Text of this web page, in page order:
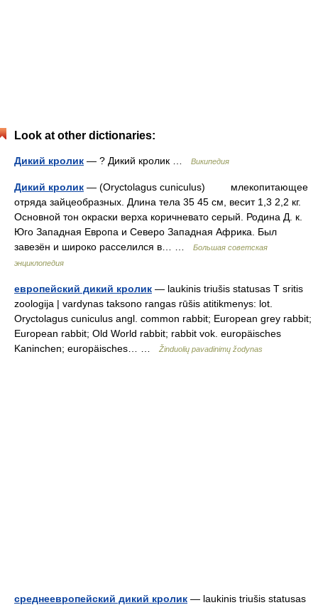
Look at other dictionaries:
Дикий кролик — ? Дикий кролик … Википедия
Дикий кролик — (Oryctolagus cuniculus) млекопитающее
отряда зайцеобразных. Длина тела 35 45 см, весит 1,3 2,2 кг.
Основной тон окраски верха коричневато серый. Родина Д. к.
Юго Западная Европа и Северо Западная Африка. Был
завезён и широко расселился в… …
Большая советская
энциклопедия
европейский дикий кролик — laukinis triušis statusas T sritis
zoologija | vardynas taksono rangas rūšis atitikmenys: lot.
Oryctolagus cuniculus angl. common rabbit; European grey rabbit;
European rabbit; Old World rabbit; rabbit vok. europäisches
Kaninchen; europäisches… …
Žinduolių pavadinimų žodynas
среднеевропейский дикий кролик — laukinis triušis statusas